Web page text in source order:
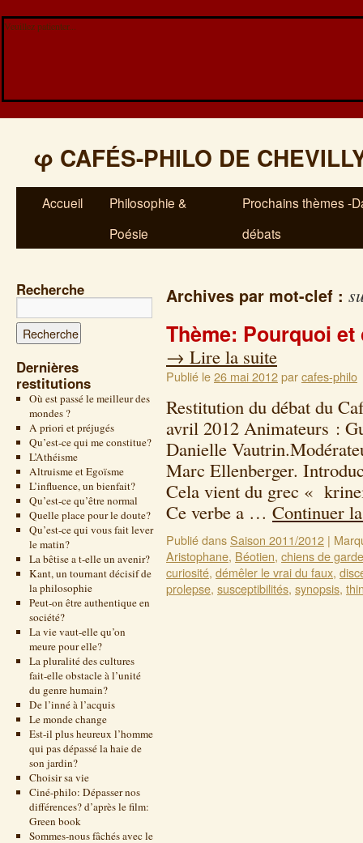
Veuillez patienter...
φ CAFÉS-PHILO DE
Accueil
Philosophie &
Poésie
Prochains thèmes -
débats
Recherche
Dernières
restitutions
Où est passé le meilleur des
mondes ?
A priori et préjugés
Qu’est-ce qui me constitue?
L’Athéisme
Altruisme et Egoïsme
L’influence, un bienfait?
Qu’est-ce qu’être normal
Quelle place pour le doute?
Qu’est-ce qui vous fait lever
le matin?
La bêtise a t-elle un avenir?
Kant, un tournant décisif de
la philosophie
Peut-on être authentique en
société?
La vie vaut-elle qu’on
meure pour elle?
La pluralité des cultures
fait-elle obstacle à l’unité
du genre humain?
De l’inné à l’acquis
Le monde change
Est-il plus heureux l’homme
qui pas dépassé la haie de
son jardin?
Choisir sa vie
Ciné-philo: Dépasser nos
différences? d’après le film:
Green book
Sommes-nous fâchés avec le
Archives par mot-clef :
Thème: Pourquoi
→ Lire la suite
Publié le26 mai 2012parcafes-philo
Restitution du débat du
avril 2012 Animateurs :
Danielle
Marc Ellenberger.
Cela vient du grec «
Ce verbe a … Continuer
Publié dansSaison 2011/2012 |
Aristophane, Béotien, chiens de garde
curiosité, démêler le vrai du faux,
prolepse, susceptibilités, synopsis,